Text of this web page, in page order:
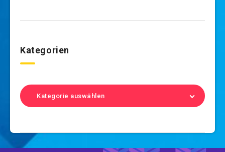
Kategorien
Kategorie auswählen